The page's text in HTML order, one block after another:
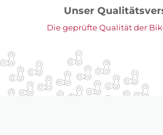
Unser
Die geprüfte Qualität der